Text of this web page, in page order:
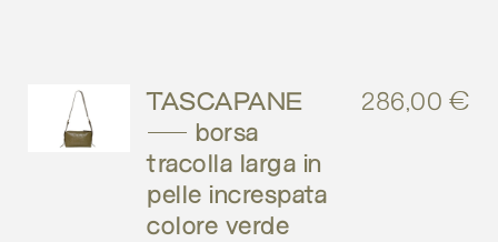
TASCAPANE
– borsa
tracolla larga in
pelle increspata
colore verde
286,00€